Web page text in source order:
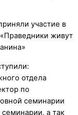
отдела
по
семинарии
а так